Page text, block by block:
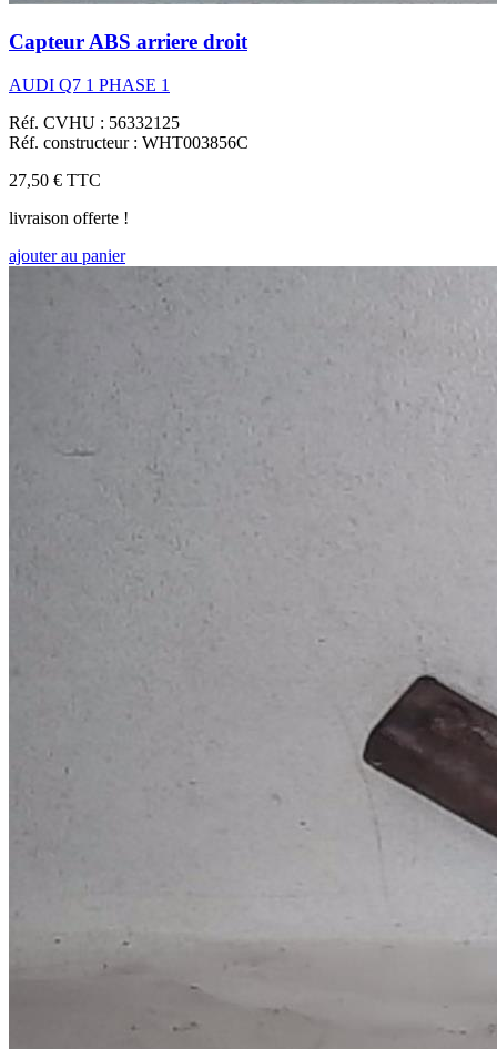
Capteur ABS arriere droit
AUDI Q7 1 PHASE 1
Réf. CVHU : 56332125
Réf. constructeur : WHT003856C
27,50 € TTC
livraison offerte !
ajouter au panier